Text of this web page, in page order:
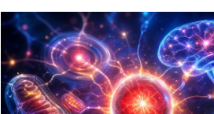
yeterli değildir; kullanılan
biyoyararlanım ve referans
değerlendirilmelidir.
tüketici multivitamin içeriği
sorusuna yanıt ararken
miktarlara odaklanmaktadır.